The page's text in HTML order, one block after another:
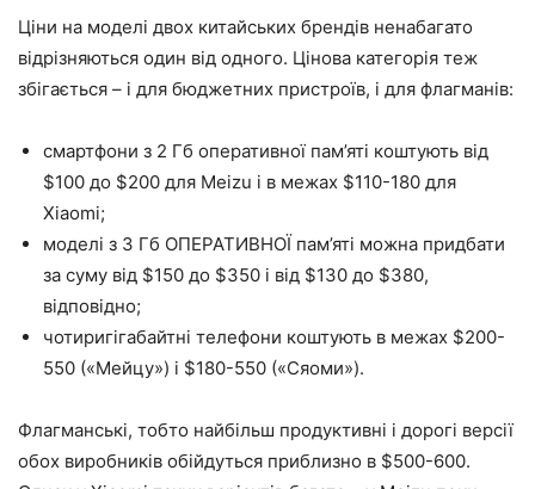
Ціни на моделі двох китайських брендів ненабагато
відрізняються один від одного. Цінова категорія теж
збігається – і для бюджетних пристроїв, і для флагманів:
смартфони з 2 Гб оперативної пам’яті коштують від
$100 до $200 для Meizu і в межах $110-180 для
Xiaomi;
моделі з 3 Гб ОПЕРАТИВНОЇ пам’яті можна придбати
за суму від $150 до $350 і від $130 до $380,
відповідно;
чотиригігабайтні телефони коштують в межах $200-
550 («Мейцу») і $180-550 («Сяоми»).
Флагманські, тобто найбільш продуктивні і дорогі версії
обох виробників обійдуться приблизно в $500-600.